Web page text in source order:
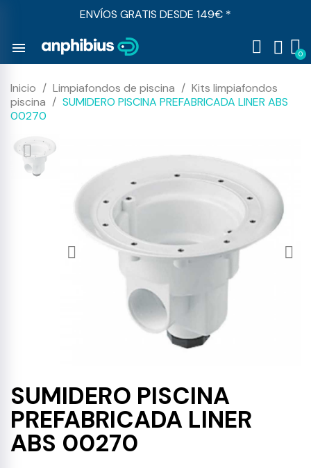
ENVÍOS GRATIS DESDE 149€ *
menu
Inicio Limpiafondos de piscina
Kits limpiafondos
piscina
SUMIDERO PISCINA PREFABRICADA LINER ABS
00270
SUMIDERO PISCINA
PREFABRICADA LINER
ABS 00270